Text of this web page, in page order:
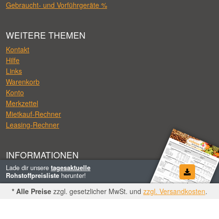
Gebraucht- und Vorführgeräte %
WEITERE THEMEN
Kontakt
Hilfe
Links
Warenkorb
Konto
Merkzettel
Mietkauf-Rechner
Leasing-Rechner
INFORMATIONEN
Impressum
AGB
Datenschutz
Lade dir unsere tagesaktuelle
Rohstoffpreisliste herunter!
* Alle Preise zzgl. gesetzlicher MwSt. und zzgl. Versandkosten.